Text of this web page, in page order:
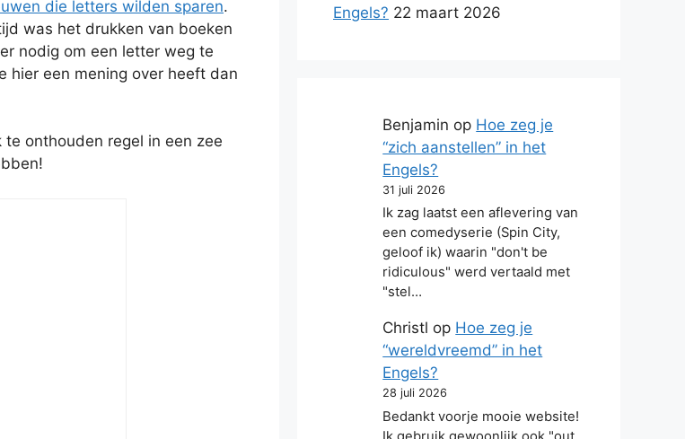
die letters wilden sparen.
was het drukken van boeken
nodig om een letter weg te
hier een mening over heeft dan
onthouden regel in een zee
Engels? 22 maart 2026
Benjamin op Hoe zeg je
“zich aanstellen” in het
Engels?
31 juli 2026
Ik zag laatst een aflevering van
een comedyserie (Spin City,
geloof ik) waarin "don't be
ridiculous" werd vertaald met
"stel…
Christl op Hoe zeg je
“wereldvreemd” in het
Engels?
28 juli 2026
Bedankt voorje mooie website!